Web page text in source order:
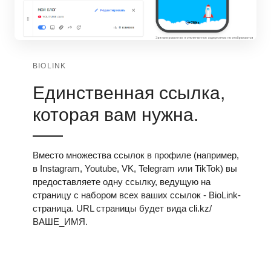
BIOLINK
Единственная ссылка,
которая вам нужна.
Вместо множества ссылок в профиле (например,
в Instagram, Youtube, VK, Telegram или TikTok) вы
предоставляете одну ссылку, ведущую на
страницу с набором всех ваших ссылок - BioLink-
страница. URL страницы будет вида cli.kz/
ВАШЕ_ИМЯ.